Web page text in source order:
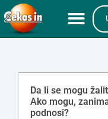
Da li se mogu
Ako mogu,
podnosi?